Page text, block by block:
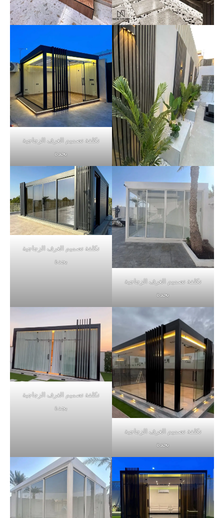
تكلفة تصميم الغرف الزجاجية
بجدة
تكلفة تصميم الغرف الزجاجية
بجدة
تكلفة تصميم الغرف الزجاجية
بجدة
تكلفة تصميم الغرف الزجاجية
بجدة
تكلفة تصميم الغرف الزجاجية
بجدة